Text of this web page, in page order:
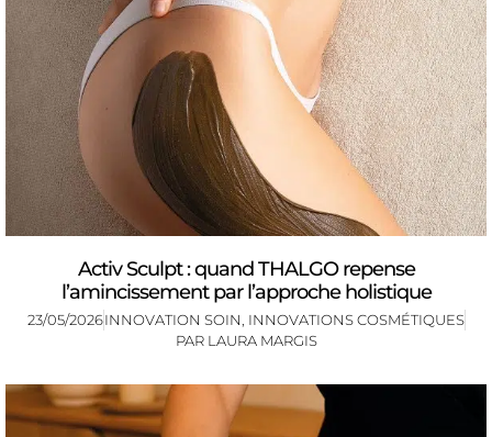
Activ Sculpt : quand THALGO repense
l’amincissement par l’approche holistique
23/05/2026INNOVATION SOIN INNOVATIONS COSMÉTIQUES
PAR LAURA MARGIS